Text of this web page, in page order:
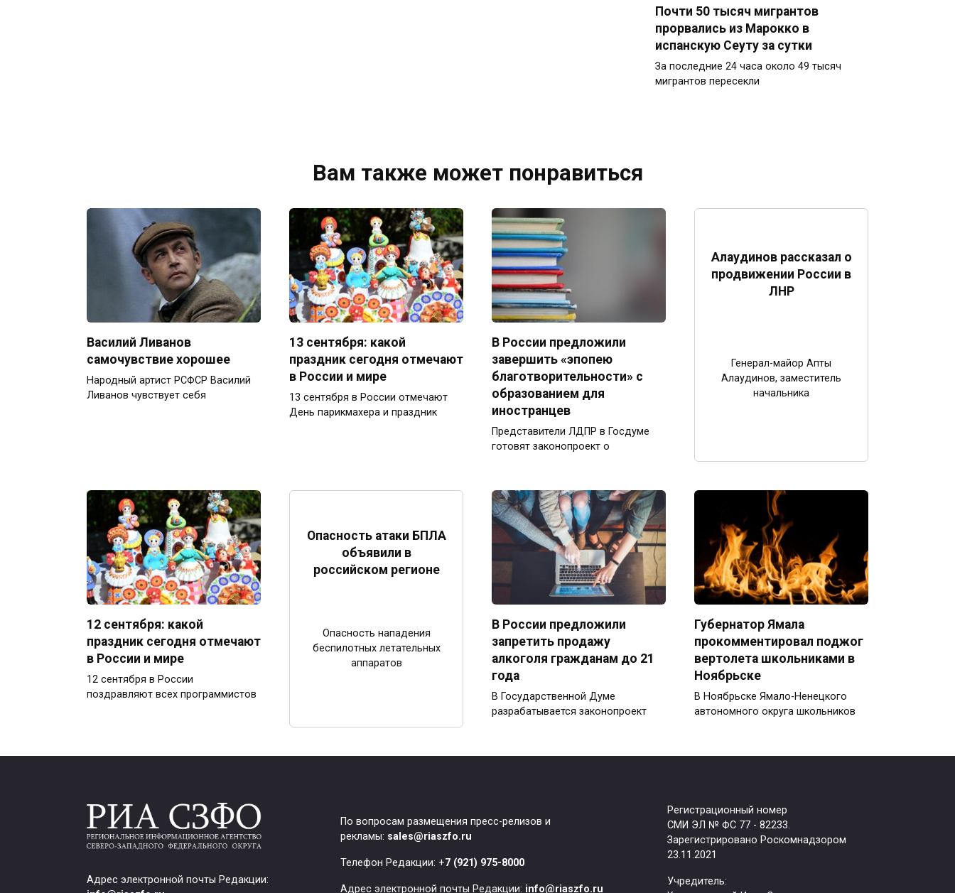
Почти 50 тысяч мигрантов
прорвались из Марокко в
испанскую Сеуту за сутки
За последние 24 часа около 49 тысяч
мигрантов пересекли
Вам также может понравиться
Василий Ливанов
самочувствие хорошее
Народный артист РСФСР Василий
Ливанов чувствует себя
13 сентября: какой
праздник сегодня отмечают
в России и мире
13 сентября в России отмечают
День парикмахера и праздник
В России предложили
завершить «эпопею
благотворительности» с
образованием для
иностранцев
Представители ЛДПР в Госдуме
готовят законопроект о
Алаудинов рассказал о
продвижении России в
ЛНР
Генерал-майор Апты
Алаудинов, заместитель
начальника
12 сентября: какой
праздник сегодня отмечают
в России и мире
12 сентября в России
поздравляют всех программистов
Опасность атаки БПЛА
объявили в
российском регионе
Опасность нападения
беспилотных летательных
аппаратов
В России предложили
запретить продажу
алкоголя гражданам до 21
года
В Государственной Думе
разрабатывается законопроект
Губернатор Ямала
прокомментировал поджог
вертолета школьниками в
Ноябрьске
В Ноябрьске Ямало-Ненецкого
автономного округа школьников
Адрес электронной почты Редакции:
По вопросам размещения пресс-релизов и
рекламы: sales@riaszfo.ru
Телефон Редакции: +7 (921) 975-8000
Адрес электронной почты Редакции: info@riaszfo.ru
Регистрационный номер
СМИ ЭЛ № ФС 77 - 82233.
Зарегистрировано Роскомнадзором
23.11.2021
Учредитель: